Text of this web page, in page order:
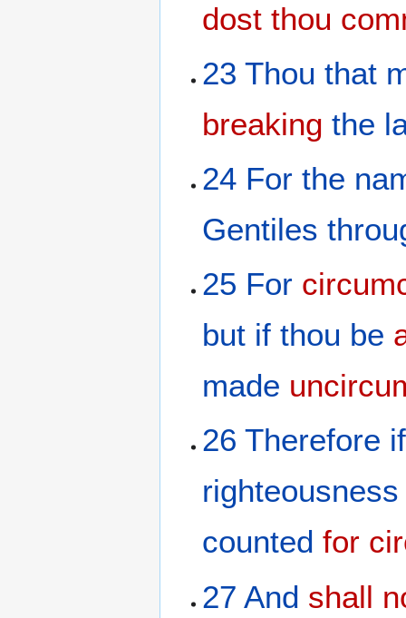
dost thou
23 Thou that
breaking the
24 For the
Gentiles
25 For
but if thou be
made
26 Therefore if
righteousness
counted for
27 And shall